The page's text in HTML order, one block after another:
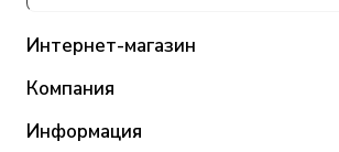
Интернет-магазин
Компания
Информация